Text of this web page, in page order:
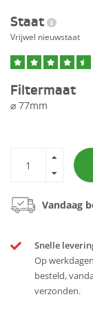
Staat
Vrijwel nieuwstaat
Filtermaat
⌀ 77mm
Vandaag
Snelle
Op
besteld,
verzonden.